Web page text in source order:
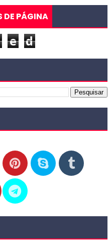
DE PÁGINA
e d